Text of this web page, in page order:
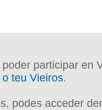
participar en
o teu Vieiros.
podes acceder